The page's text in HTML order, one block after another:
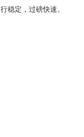
定，过磅快速。